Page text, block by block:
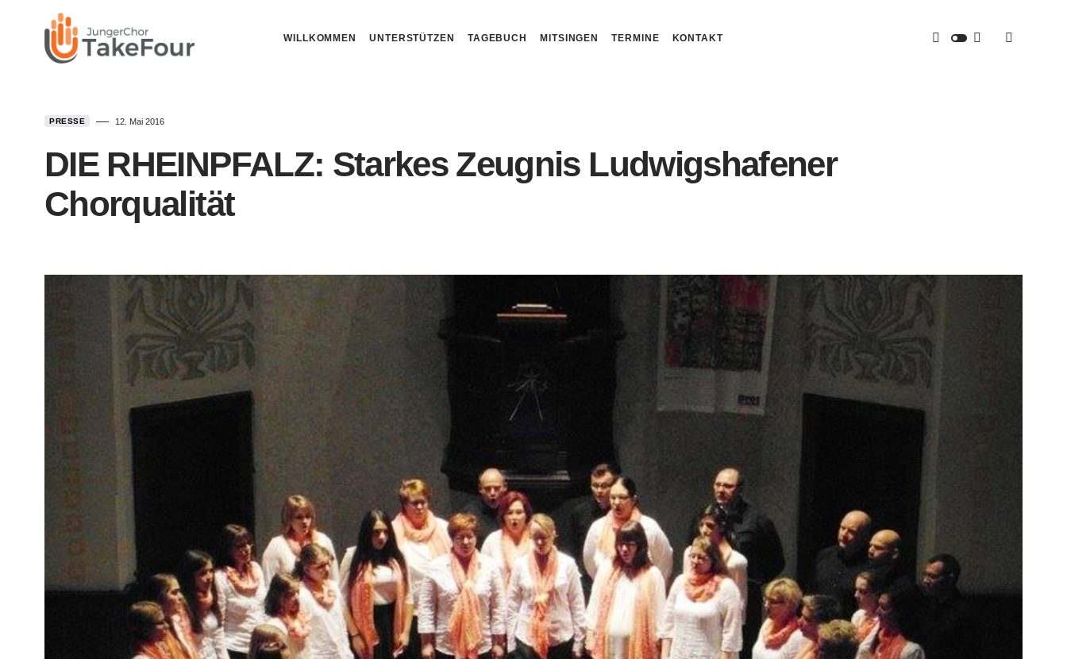
WILLKOMMEN UNTERSTÜTZEN TAGEBUCH MITSINGEN TERMINE KONTAKT
PRESSE 12. Mai 2016
DIE RHEINPFALZ: Starkes Zeugnis Ludwigshafener
Chorqualität